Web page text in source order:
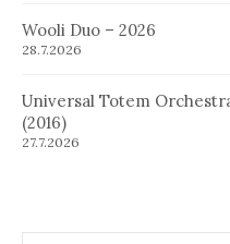
Wooli Duo – 2026
28.7.2026
Universal Totem
(2016)
27.7.2026